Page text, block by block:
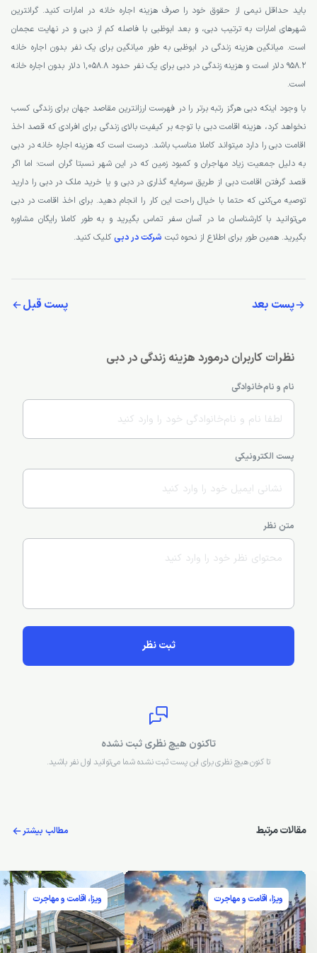
باید حداقل نیمی از حقوق خود را صرف هزینه اجاره خانه در امارات کنید. گرانترین
شهرهای امارات به ترتیب دبی، و بعد ابوظبی با فاصله کم از دبی و در نهایت عجمان
است. میانگین هزینه زندگی در ابوظبی به طور میانگین برای یک نفر بدون اجاره خانه
958.2 دلار است و هزینه زندگی در دبی برای یک نفر حدود 1,058.8 دلار بدون اجاره خانه
است.
با وجود اینکه دبی هرگز رتبه برتر را در فهرست ارزانترین مقاصد جهان برای زندگی کسب
نخواهد کرد، هزینه اقامت دبی با توجه بر کیفیت بالای زندگی برای افرادی که قصد اخذ
اقامت دبی را دارد میتواند کاملا مناسب باشد. درست است که هزینه اجاره خانه در دبی
به دلیل جمعیت زیاد مهاجران و کمبود زمین که در این شهر نسبتا گران است؛ اما اگر
قصد گرفتن اقامت دبی از طریق سرمایه گذاری در دبی و یا خرید ملک در دبی را دارید
توصیه می‌کنی که حتما با خیال راحت این کار را انجام دهید. برای اخذ اقامت در دبی
می‌توانید با کارشناسان ما در آسان سفر تماس بگیرید و به طور کاملا رایگان مشاوره
بگیرید. همین طور برای اطلاع از نحوه ثبت شرکت در دبی کلیک کنید.
پست بعد پست قبل
نظرات کاربران درمورد هزینه زندگی در دبی
نام و نام‌خانوادگی
پست الکترونیکی
متن نظر
ثبت نظر
تاکنون هیچ نظری ثبت نشده
تا کنون هیچ نظری برای این پست ثبت نشده شما می‌توانید اول نفر باشید.
مقالات مرتبط مطالب بیشتر
ویزا، اقامت و مهاجرت ویزا، اقامت و مهاجرت